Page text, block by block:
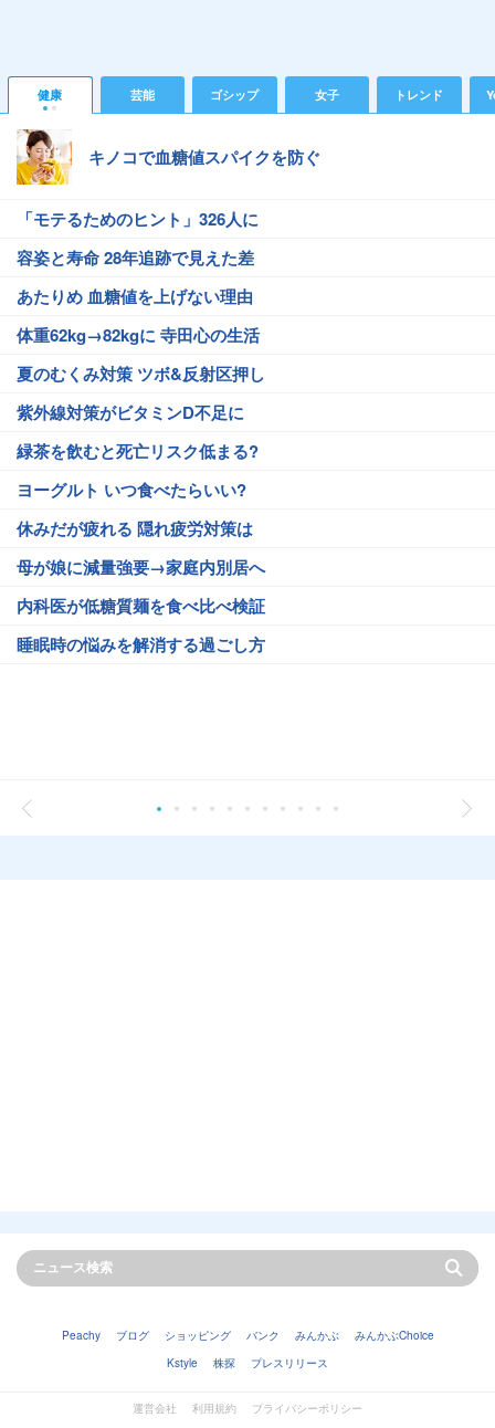
健康 芸能 ゴシップ 女子 トレンド
キノコで血糖値スパイクを防ぐ
「モテるためのヒント」326人に
容姿と寿命 28年追跡で見えた差
あたりめ 血糖値を上げない理由
体重62kg→82kgに 寺田心の生活
夏のむくみ対策 ツボ&反射区押し
紫外線対策がビタミンD不足に
緑茶を飲むと死亡リスク低まる?
ヨーグルト いつ食べたらいい?
休みだが疲れる 隠れ疲労対策は
母が娘に減量強要→家庭内別居へ
内科医が低糖質麺を食べ比べ検証
睡眠時の悩みを解消する過ごし方
Peachy ブログ ショッピング バンク みんかぶ
みんかぶChoice
Kstyle
株探 プレスリリース
運営会社 利用規約
プライバシーポリシー